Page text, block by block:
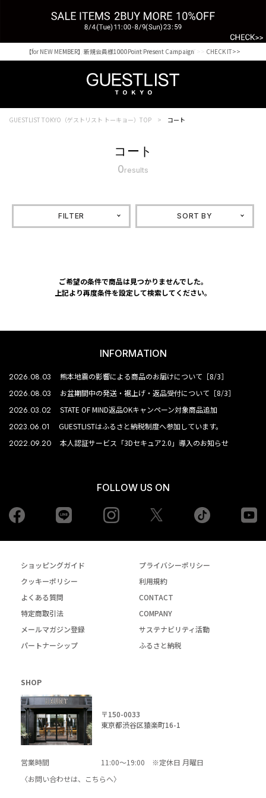
税込33,000円以上ご購入で送料無料 CHECK IT>>
【for NEW MEMBER】新規会員様1000Point Present Campaign CHECK IT>>
GUESTLIST TOKYO（ゲストリスト トーキョー）TOP コート
コート
0results
FILTER SORT BY
ご希望の条件で商品は見つかりませんでした。
上記より再度条件を設定して検索してください。
INFORMATION
2026.08.03 熊本地震の影響による商品のお届けについて［8/3］
2026.08.03 お盆期間中の発送・裾上げ・返品受付について［8/3］
2026.03.02 STATE OF MIND返品OKキャンペーン対象商品追加
2023.06.01 GUESTLISTはふるさと納税制度へ参加しています。
2022.09.20 本人認証サービス「3Dセキュア2.0」導入のお知らせ
FOLLOW US ON
Facebook Instagram tiktok
ショッピングガイド
プライバシーポリシー
クッキーポリシー
利用規約
よくある質問
CONTACT
特定商取引法
COMPANY
メールマガジン登録
サステナビリティ活動
パートナーシップ
ふるさと納税
SHOP
〒150-0033
東京都渋谷区猿楽町16-1
営業時間
11:00～19:00 ※定休日 月曜日
〈お問い合わせは、
こちらへ〉